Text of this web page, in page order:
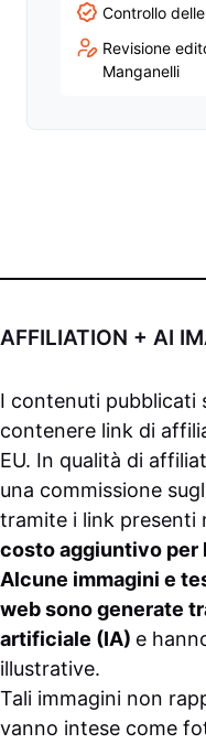
Controllo
Revisione
Manganelli
AFFILIATION + AI
I contenuti pubblicati
contenere link di
EU. In qualità di
una commissione
tramite i link presenti
costo aggiuntivo per
Alcune immagini e
web sono generate
artificiale (IA) e
illustrative.
Tali immagini non
vanno intese come